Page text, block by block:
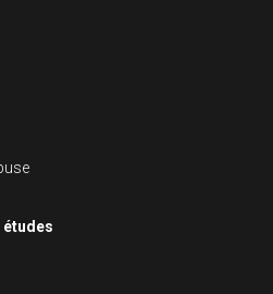
études